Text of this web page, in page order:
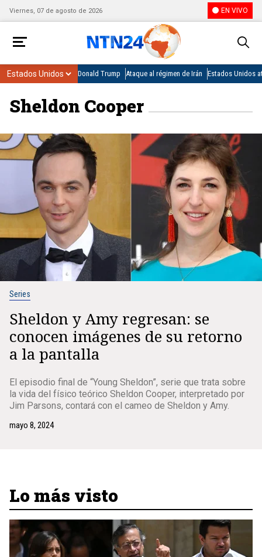
Viernes, 07 de agosto de 2026 EN VIVO
Donald Trump Ataque al régimen de Irán Estados Unidos
Sheldon Cooper
Series
Sheldon y Amy regresan: se
conocen imágenes de su retorno
a la pantalla
El episodio final de “Young Sheldon”, serie que trata sobre
la vida del físico teórico Sheldon Cooper, interpretado por
Jim Parsons, contará con el cameo de Sheldon y Amy.
mayo 8, 2024
Lo más visto